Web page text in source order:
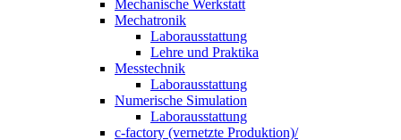
Mechanische Werkstatt
Mechatronik
Laborausstattung
Lehre und Praktika
Messtechnik
Laborausstattung
Numerische Simulation
Laborausstattung
c-factory (vernetzte Produktion)/